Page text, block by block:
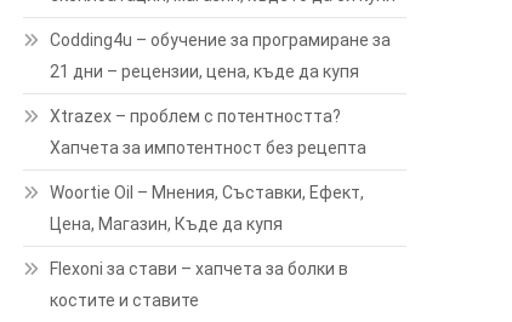
Codding4u – обучение за програмиране за
21 дни – рецензии, цена, къде да купя
Xtrazex – проблем с потентността?
Хапчета за импотентност без рецепта
Woortie Oil – Мнения, Съставки, Ефект,
Цена, Магазин, Къде да купя
Flexoni за стави – хапчета за болки в
костите и ставите